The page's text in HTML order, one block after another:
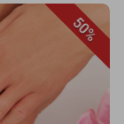
50%